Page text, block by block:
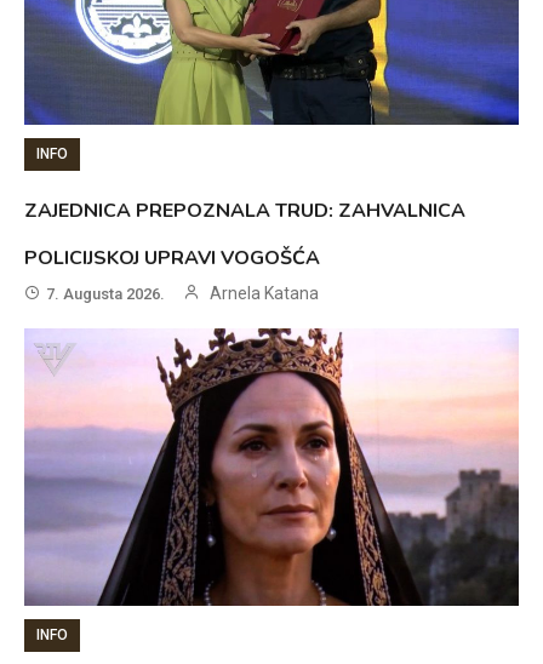
INFO
ZAJEDNICA PREPOZNALA TRUD: ZAHVALNICA
POLICIJSKOJ UPRAVI VOGOŠĆA
7. Augusta 2026. Arnela Katana
INFO